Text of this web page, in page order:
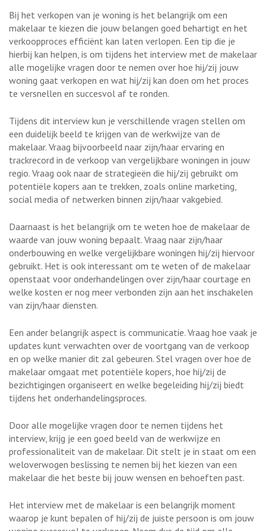
Bij het verkopen van je woning is het belangrijk om een
makelaar te kiezen die jouw belangen goed behartigt en het
verkoopproces efficiënt kan laten verlopen. Een tip die je
hierbij kan helpen, is om tijdens het interview met de makelaar
alle mogelijke vragen door te nemen over hoe hij/zij jouw
woning gaat verkopen en wat hij/zij kan doen om het proces
te versnellen en succesvol af te ronden.
Tijdens dit interview kun je verschillende vragen stellen om
een duidelijk beeld te krijgen van de werkwijze van de
makelaar. Vraag bijvoorbeeld naar zijn/haar ervaring en
trackrecord in de verkoop van vergelijkbare woningen in jouw
regio. Vraag ook naar de strategieën die hij/zij gebruikt om
potentiële kopers aan te trekken, zoals online marketing,
social media of netwerken binnen zijn/haar vakgebied.
Daarnaast is het belangrijk om te weten hoe de makelaar de
waarde van jouw woning bepaalt. Vraag naar zijn/haar
onderbouwing en welke vergelijkbare woningen hij/zij hiervoor
gebruikt. Het is ook interessant om te weten of de makelaar
openstaat voor onderhandelingen over zijn/haar courtage en
welke kosten er nog meer verbonden zijn aan het inschakelen
van zijn/haar diensten.
Een ander belangrijk aspect is communicatie. Vraag hoe vaak je
updates kunt verwachten over de voortgang van de verkoop
en op welke manier dit zal gebeuren. Stel vragen over hoe de
makelaar omgaat met potentiële kopers, hoe hij/zij de
bezichtigingen organiseert en welke begeleiding hij/zij biedt
tijdens het onderhandelingsproces.
Door alle mogelijke vragen door te nemen tijdens het
interview, krijg je een goed beeld van de werkwijze en
professionaliteit van de makelaar. Dit stelt je in staat om een
weloverwogen beslissing te nemen bij het kiezen van een
makelaar die het beste bij jouw wensen en behoeften past.
Het interview met de makelaar is een belangrijk moment
waarop je kunt bepalen of hij/zij de juiste persoon is om jouw